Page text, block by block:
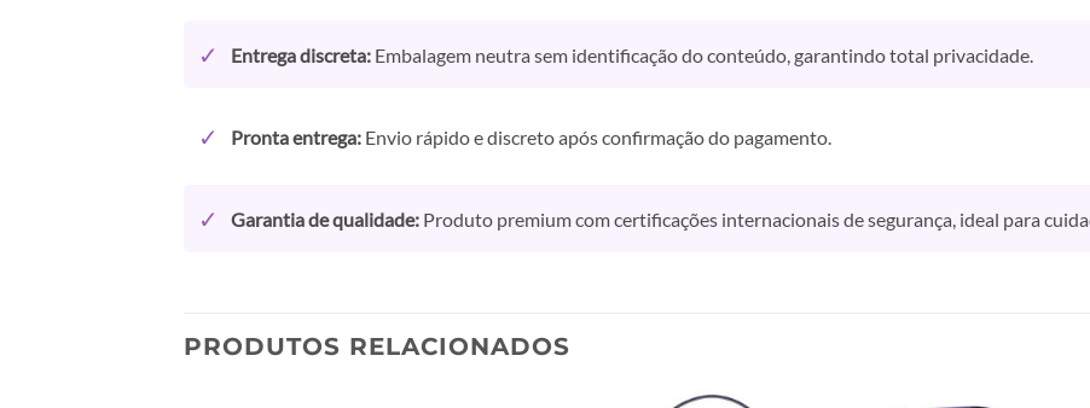
✓ Entrega discreta: Embalagem neutra sem identificação do conteúdo, garantindo total privacidade.
✓ Pronta entrega: Envio rápido e discreto após confirmação do pagamento.
✓ Garantia de qualidade: Produto premium com certificações internacionais de segurança, ideal para
PRODUTOS RELACIONADOS